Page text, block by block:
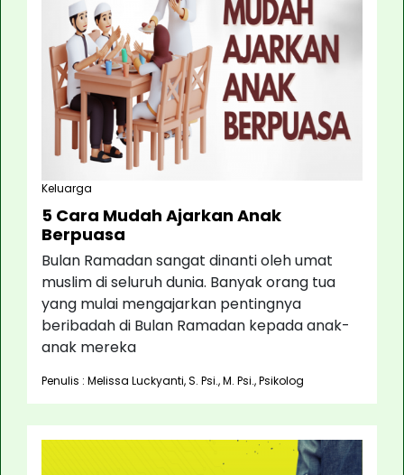
Keluarga
5 Cara Mudah Ajarkan Anak
Berpuasa
Bulan Ramadan sangat dinanti oleh umat
muslim di seluruh dunia. Banyak orang tua
yang mulai mengajarkan pentingnya
beribadah di Bulan Ramadan kepada anak-
anak mereka
Penulis : Melissa Luckyanti, S. Psi., M. Psi., Psikolog